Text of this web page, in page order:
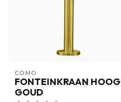
COMO
FONTEINKRAAN HOOG
GOUD